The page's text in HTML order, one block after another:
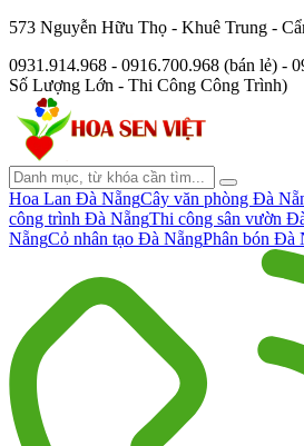
573 Nguyễn Hữu Thọ - Khuê Trung -
0931.914.968 - 0916.700.968 (bán lẻ) -
Số Lượng Lớn - Thi Công Công Trình)
Hoa Lan Đà NẵngCây văn phòng Đà
công trình Đà NẵngThi công sân vườn
NẵngCỏ nhân tạo Đà NẵngPhân bón Đà